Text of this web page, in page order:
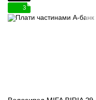
3